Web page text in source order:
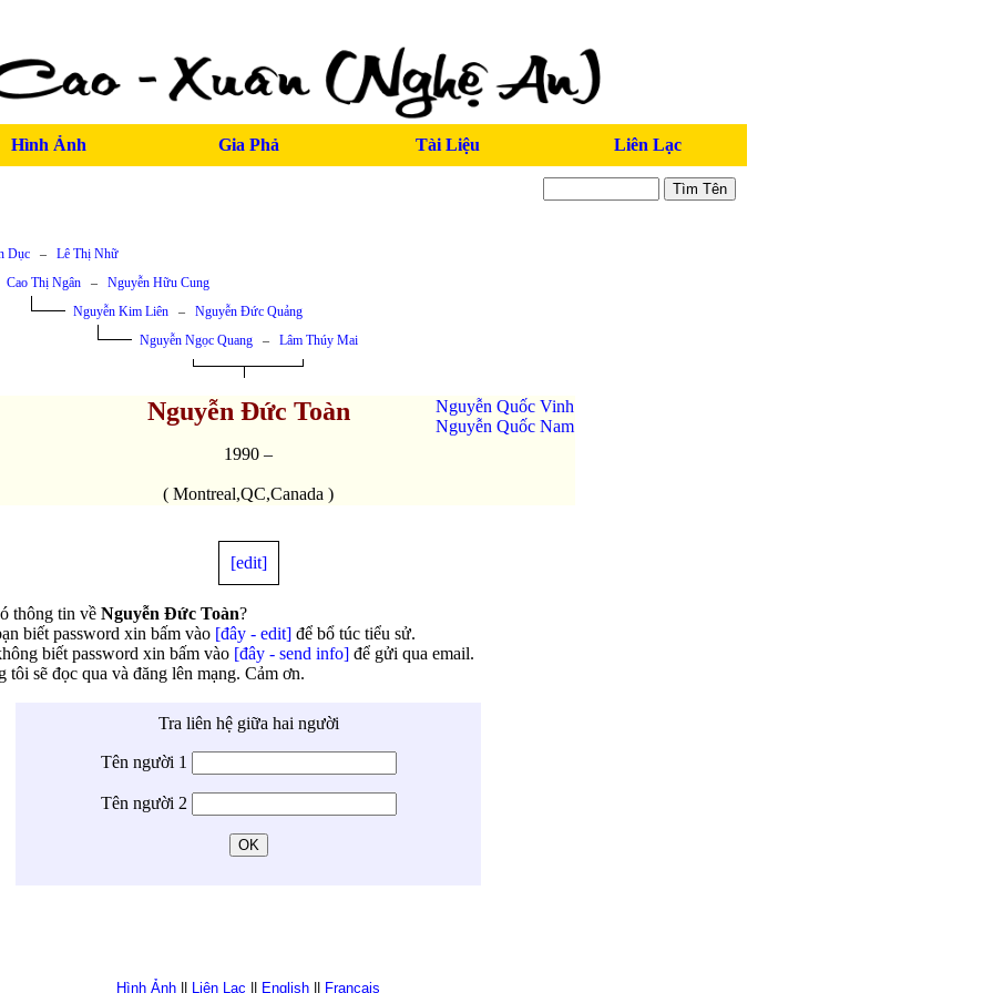
Hình Ảnh Gia Phả Tài Liệu Liên Lạc
Dục– Lê Thị Nhữ
Cao Thị Ngân– Nguyễn Hữu Cung
Nguyễn Kim Liên– Nguyễn Đức Quảng
Nguyễn Ngọc Quang– Lâm Thúy Mai
Nguyễn Đức Toàn
1990 –
( Montreal,QC,Canada )
Nguyễn Quốc Vinh
Nguyễn Quốc Nam
[edit]
thông tin về Nguyễn Đức Toàn?
biết password xin bấm vào [đây - edit]để bổ túc tiểu sử.
biết password xin bấm vào [đây - send info]để gửi qua email.
tôi sẽ đọc qua và đăng lên mạng. Cảm ơn.
Tra liên hệ giữa hai người
Tên người 1
Tên người 2
Hình Ảnh Liên Lạc English Français